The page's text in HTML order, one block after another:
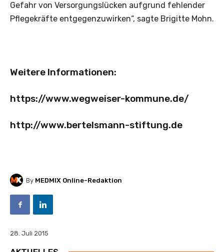
Gefahr von Versorgungslücken aufgrund fehlender
Pflegekräfte entgegenzuwirken“, sagte Brigitte Mohn.
Weitere Informationen:
https://www.wegweiser-kommune.de/
http://www.bertelsmann-stiftung.de
By MEDMIX Online-Redaktion
28. Juli 2015